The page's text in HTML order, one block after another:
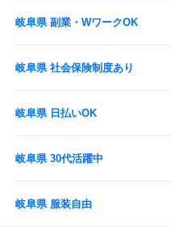
岐阜県 副業・WワークOK
岐阜県 社会保険制度あり
岐阜県 日払いOK
岐阜県 30代活躍中
岐阜県 服装自由